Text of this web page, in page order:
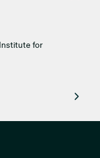
for